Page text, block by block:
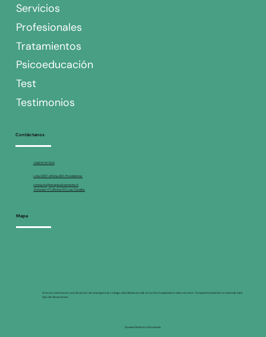
Servicios
Profesionales
Tratamientos
Psicoeducación
Test
Testimonios
Contáctanos
contacto@terapeuticamente.cl
+569 5178 1523
Lota 2257, oficina 401, Providencia
Asturias 171 oficina 101, Las Condes
Mapa
Si te encuentras en una situación de emergencia o riesgo vital debes acudir al recinto hospitalario más cercano. Terapéuticamente no atiende este
tipo de situaciones.
Consentimiento informado